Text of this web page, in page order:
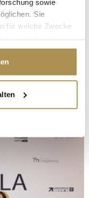
sowie
Sie
für welche Zwecke
auf das Privacy
Lage
genau sein
identifizieren
Daten
Präferenzen im